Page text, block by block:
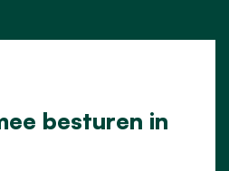
besturen in